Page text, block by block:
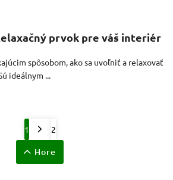
prvok pre váš interiér
spôsobom, ako sa uvoľniť a relaxovať
ideálnym ...
1 2
Hore